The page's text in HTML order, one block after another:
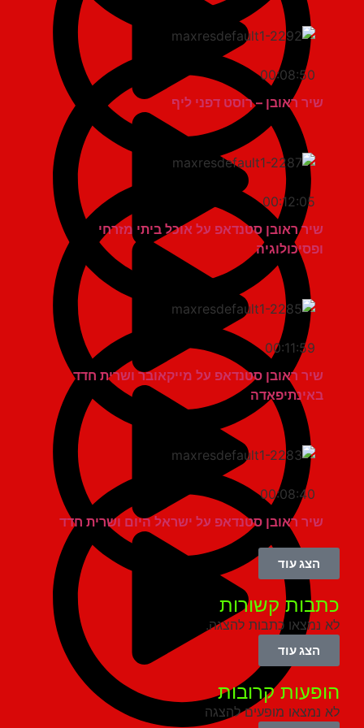
00:08:50
שיר ראובן – רוסט דפני ליף
00:12:05
שיר ראובן סטנדאפ על אוכל ביתי מזרחי
ופסיכולוגיה
00:11:59
שיר ראובן סטנדאפ על מייקאובר ושרית חדד
באינתיפאדה
00:08:40
שיר ראובן סטנדאפ על ישראל היום ושרית חדד
הצג עוד
קשורות
כתבות להצגה.
הצג עוד
קרובות
מופעים להצגה